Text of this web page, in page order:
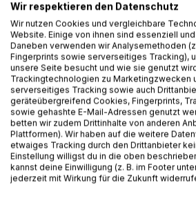
Während Darken alles riskiert, um ein
aus dem Irak zu schaffen, entdeckt
Busch eine verletzte Frau, ohne zu
Kettenreaktion er damit auslöst.
Teutates, einst gehasst, gelingt das
die Frauen der Bruderschaft und
eigenes Leben. Die Brüder beginnen,
vertrauen. Doch während im Irak
schwer verletzt zu Boden geht,
internationalen Konflikt, direkt mit
Vereinigten Staaten.
Doch all das wird überstrahlt von
Sirona schenkt Darken Zwillinge, ein
Wir respektieren den Datenschutz
Wir nutzen Cookies und vergleichbare
Website. Einige von ihnen sind essenziell
Daneben verwenden wir Analysemethoden
Fingerprints sowie serverseitiges Tracking),
unsere Seite besucht und wie sie genutzt
Trackingtechnologien zu Marketingzwecken
serverseitiges Tracking sowie auch
geräteübergreifend Cookies, Fingerprints,
sowie gehashte E-Mail-Adressen genutzt
betten wir zudem Drittinhalte von anderen
Plattformen). Wir haben auf die weitere
etwaiges Tracking durch den Drittanbieter
Einstellung willigst du in die oben
kannst deine Einwilligung (z. B. im Footer
jederzeit mit Wirkung für die Zukunft